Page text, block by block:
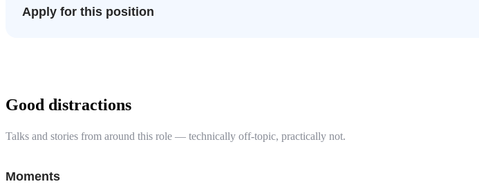
Apply for this position
Good distractions
Talks and stories from around this role — technically off-topic, practically not.
Moments